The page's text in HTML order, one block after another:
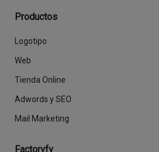
Productos
Logotipo
Web
Tienda Online
Adwords y SEO
Mail Marketing
Factoryfy